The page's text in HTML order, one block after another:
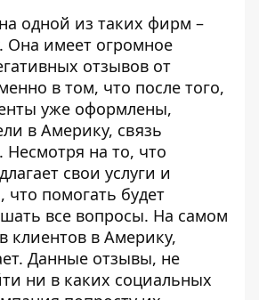
одной из таких фирм –
Она имеет огромное
отзывов от
в том, что после того,
уже оформлены,
в Америку, связь
Несмотря на то, что
свои услуги и
что помогать будет
все вопросы. На самом
клиентов в Америку,
Данные отзывы, не
ни в каких социальных